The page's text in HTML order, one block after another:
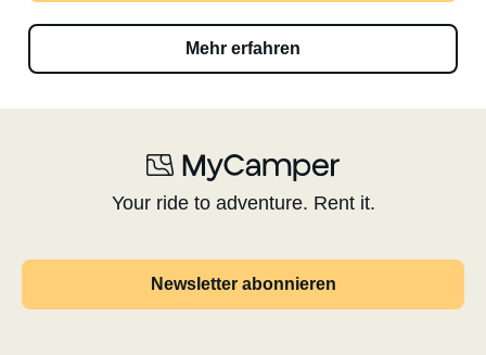
Mehr erfahren
Your ride to adventure. Rent it.
Newsletter abonnieren